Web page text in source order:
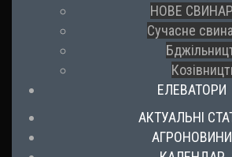
НОВЕ
Сучасне
ЕЛЕВАТОРИ
АКТУАЛЬНІ
АГРОНОВИНИ